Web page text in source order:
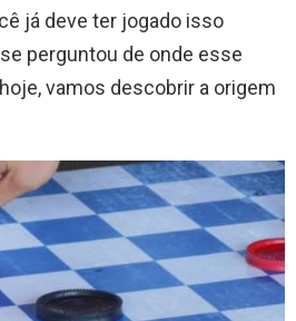
já deve ter jogado isso
perguntou de onde esse
vamos descobrir a origem